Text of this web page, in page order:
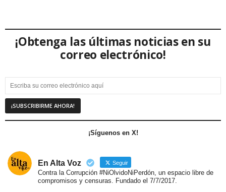
¡Obtenga las últimas noticias en su
correo electrónico!
¡Síguenos en X!
En Alta Voz Seguir
Contra la Corrupción #NiOlvidoNiPerdón, un espacio libre de
compromisos y censuras. Fundado el 7/7/2017.